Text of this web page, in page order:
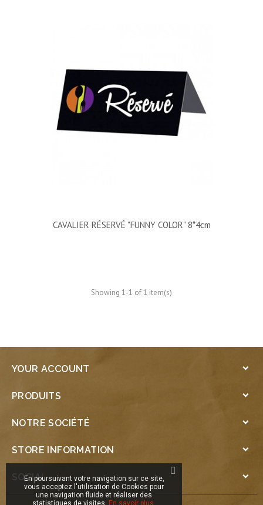
CAVALIER RÉSERVÉ "FUNNY COLOR" 8*4cm
Showing 1-1 of 1 item(s)
YOUR ACCOUNT 
PRODUITS 
NOTRE SOCIÉTÉ 
STORE INFORMATION 
SOCIAL 
En poursuivant votre navigation sur ce site,
vous acceptez l'utilisation de Cookies pour
une navigation fluide et réaliser des
statistiques de visites.
En savoir plus.